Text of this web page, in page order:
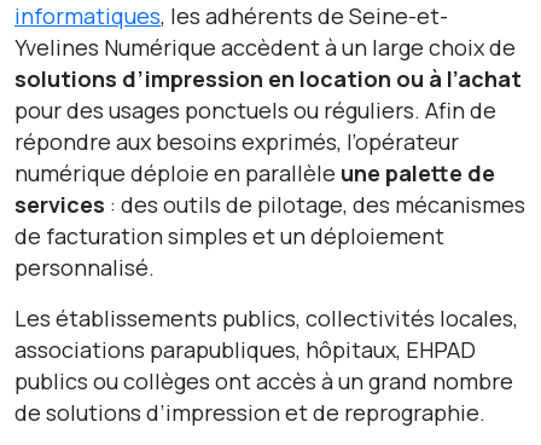
informatiques, les adhérents de Seine-et-
Yvelines Numérique accèdent à un large choix de
solutions d’impression en location ou à l’achat
pour des usages ponctuels ou réguliers. Afin de
répondre aux besoins exprimés, l’opérateur
numérique déploie en parallèle une palette de
services : des outils de pilotage, des mécanismes
de facturation simples et un déploiement
personnalisé.
Les établissements publics, collectivités locales,
associations parapubliques, hôpitaux, EHPAD
publics ou collèges ont accès à un grand nombre
de solutions d’impression et de reprographie.